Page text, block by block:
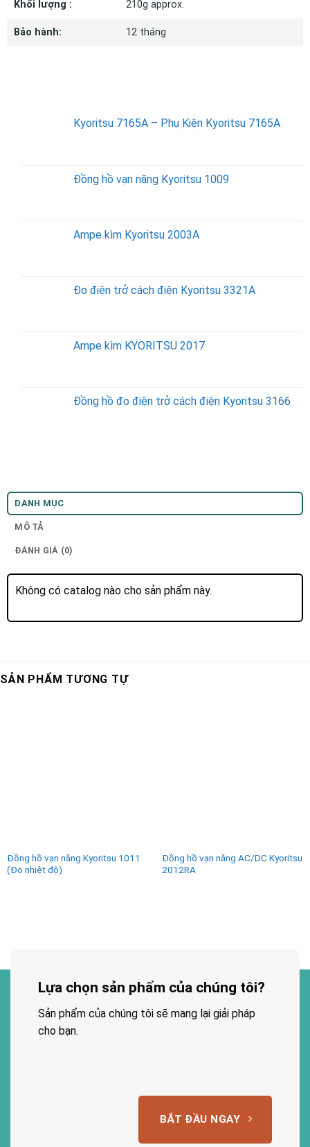
Khối lượng : 210g approx.
Bảo hành: 12 tháng
Kyoritsu 7165A – Phụ Kiện Kyoritsu 7165A
Đồng hồ vạn năng Kyoritsu 1009
Ampe kìm Kyoritsu 2003A
Đo điện trở cách điện Kyoritsu 3321A
Ampe kìm KYORITSU 2017
Đồng hồ đo điện trở cách điện Kyoritsu 3166
DANH MỤC
MÔ TẢ
ĐÁNH GIÁ (0)
Không có catalog nào cho sản phẩm này.
SẢN PHẨM TƯƠNG TỰ
Đồng hồ vạn năng Kyoritsu 1011
(Đo nhiệt độ)
Đồng hồ vạn năng AC/DC Kyoritsu
2012RA
Lựa chọn sản phẩm của chúng tôi?
Sản phẩm của chúng tôi sẽ mang lại giải pháp
cho bạn.
BẮT ĐẦU NGAY